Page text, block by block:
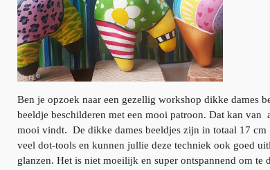
Ben je opzoek naar een gezellig workshop dikke dames
beeldje beschilderen met een mooi patroon. Dat kan
mooi vindt. De dikke dames beeldjes zijn in totaal 17 cm
veel dot-tools en kunnen jullie deze techniek ook goed
glanzen. Het is niet moeilijk en super ontspannend om